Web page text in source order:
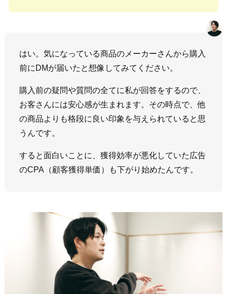
はい。気になっている商品のメーカーさんから購入
前にDMが届いたと想像してみてください。
購入前の疑問や質問の全てに私が回答をするので、
お客さんには安心感が生まれます。その時点で、他
の商品よりも格段に良い印象を与えられていると思
うんです。
すると面白いことに、獲得効率が悪化していた広告
のCPA（顧客獲得単価）も下がり始めたんです。